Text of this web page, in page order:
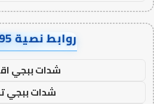
روابط نصية AA49895
شدات ببجي
شدات ببجي